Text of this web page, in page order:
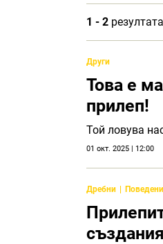
1 - 2
Други
Това е
прилеп!
Той ловува
01 окт. 2025 | 12:00
Дребни
създания